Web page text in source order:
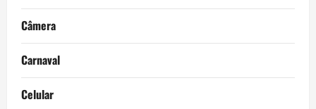
Câmera
Carnaval
Celular